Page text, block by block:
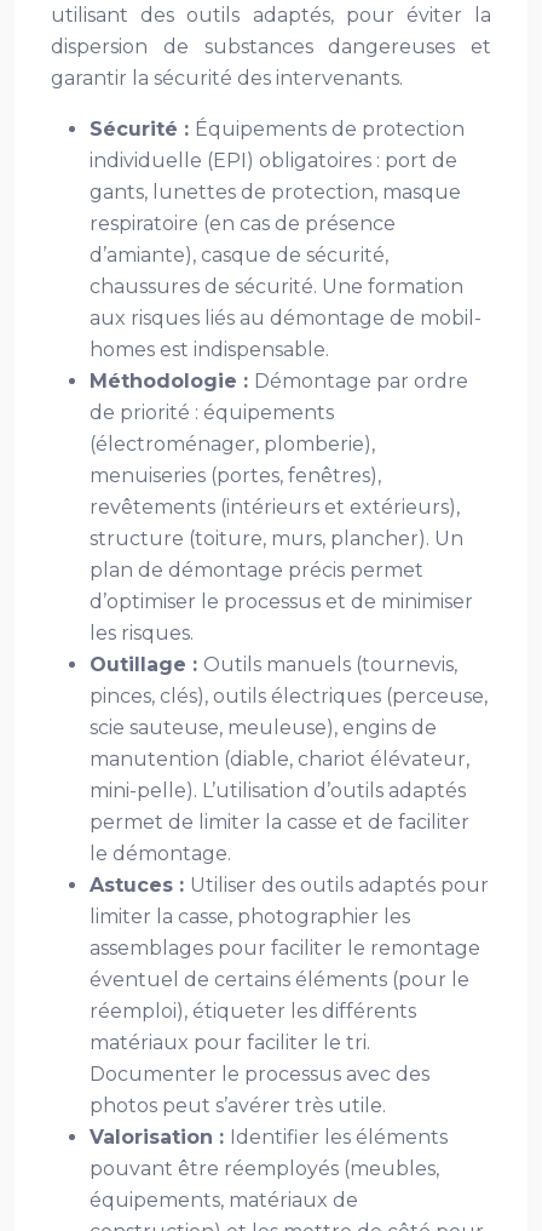
utilisant des outils adaptés, pour éviter la
dispersion de substances dangereuses et
garantir la sécurité des intervenants.
Sécurité : Équipements de protection
individuelle (EPI) obligatoires : port de
gants, lunettes de protection, masque
respiratoire (en cas de présence
d’amiante), casque de sécurité,
chaussures de sécurité. Une formation
aux risques liés au démontage de mobil-
homes est indispensable.
Méthodologie : Démontage par ordre
de priorité : équipements
(électroménager, plomberie),
menuiseries (portes, fenêtres),
revêtements (intérieurs et extérieurs),
structure (toiture, murs, plancher). Un
plan de démontage précis permet
d’optimiser le processus et de minimiser
les risques.
Outillage : Outils manuels (tournevis,
pinces, clés), outils électriques (perceuse,
scie sauteuse, meuleuse), engins de
manutention (diable, chariot élévateur,
mini-pelle). L’utilisation d’outils adaptés
permet de limiter la casse et de faciliter
le démontage.
Astuces : Utiliser des outils adaptés pour
limiter la casse, photographier les
assemblages pour faciliter le remontage
éventuel de certains éléments (pour le
réemploi), étiqueter les différents
matériaux pour faciliter le tri.
Documenter le processus avec des
photos peut s’avérer très utile.
Valorisation : Identifier les éléments
pouvant être réemployés (meubles,
équipements, matériaux de